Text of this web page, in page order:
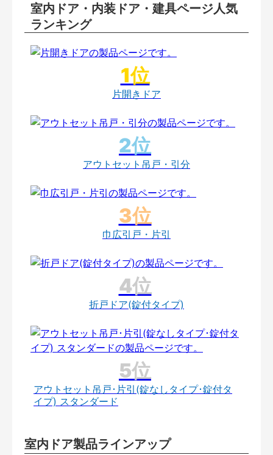
室内ドア・内装ドア・建具ページ人気
ランキング
片開きドア
アウトセット吊戸・引分
巾広引戸・片引
折戸ドア(錠付タイプ)
アウトセット吊戸･片引(錠なしタイプ･錠付タ
イプ) スタンダード
室内ドア製品ラインアップ